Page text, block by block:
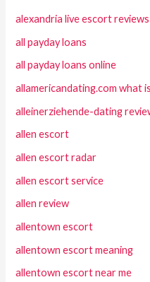
alexandria live escort reviews
all payday loans
all payday loans online
allamericandating.com what
alleinerziehende-dating
allen escort
allen escort radar
allen escort service
allen review
allentown escort
allentown escort meaning
allentown escort near me